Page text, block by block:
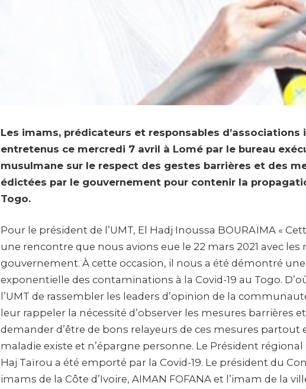
Les imams, prédicateurs et responsables
entretenus ce mercredi 7 avril à Lomé par le bureau
musulmane sur le respect des gestes barrières et des
édictées par le gouvernement pour contenir la
Togo.
Pour le président de l’UMT, El Hadj Inoussa BOURAÏMA «
une rencontre que nous avions eue le 22 mars 2021 avec
gouvernement. À cette occasion, il nous a été démontré
exponentielle des contaminations à la Covid-19 au Togo.
l’UMT de rassembler les leaders d’opinion de la
leur rappeler la nécessité d’observer les mesures barrières
demander d’être de bons relayeurs de ces mesures partout
maladie existe et n’épargne personne. Le Président régional
Haj Taïrou a été emporté par la Covid-19. Le président du
imams de la Côte d’Ivoire, AIMAN FOFANA et l’imam de la